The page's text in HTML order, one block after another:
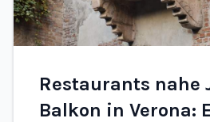
Restaurants nahe
Balkon in Verona: